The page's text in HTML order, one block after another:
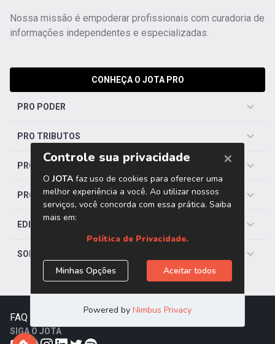
Nossa missão é empoderar profissionais com curadoria de
informações independentes e especializadas.
CONHEÇA O JOTA PRO
PRO PODER
PRO TRIBUTOS
PRO TRABALHISTA
PRO SAÚDE
EDITORIAS
SOBRE O JOTA
FAQ Trabalhe Conosco
SIGA O JOTA